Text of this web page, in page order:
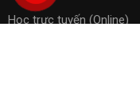
Học trực tuyến (Online)